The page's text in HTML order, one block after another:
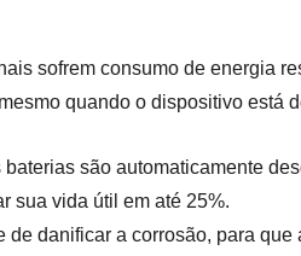
sofrem consumo de energia
quando o dispositivo está
baterias são automaticamente
sua vida útil em até 25%.
de danificar a corrosão, para